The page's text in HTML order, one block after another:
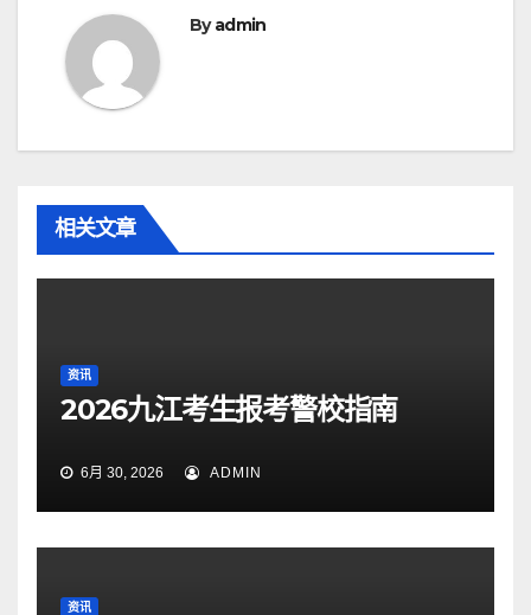
Byadmin
相关文章
资讯
2026九江考生报考警校指南
6月 30, 2026 ADMIN
资讯